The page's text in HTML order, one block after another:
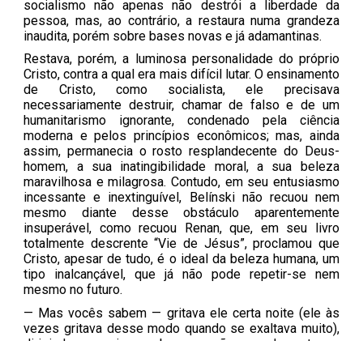
socialismo não apenas não destrói a liberdade da
pessoa, mas, ao contrário, a restaura numa grandeza
inaudita, porém sobre bases novas e já adamantinas.
Restava, porém, a luminosa personalidade do próprio
Cristo, contra a qual era mais difícil lutar. O ensinamento
de Cristo, como socialista, ele precisava
necessariamente destruir, chamar de falso e de um
humanitarismo ignorante, condenado pela ciência
moderna e pelos princípios econômicos; mas, ainda
assim, permanecia o rosto resplandecente do Deus-
homem, a sua inatingibilidade moral, a sua beleza
maravilhosa e milagrosa. Contudo, em seu entusiasmo
incessante e inextinguível, Belínski não recuou nem
mesmo diante desse obstáculo aparentemente
insuperável, como recuou Renan, que, em seu livro
totalmente descrente “Vie de Jésus”, proclamou que
Cristo, apesar de tudo, é o ideal da beleza humana, um
tipo inalcançável, que já não pode repetir-se nem
mesmo no futuro.
— Mas vocês sabem — gritava ele certa noite (ele às
vezes gritava desse modo quando se exaltava muito),